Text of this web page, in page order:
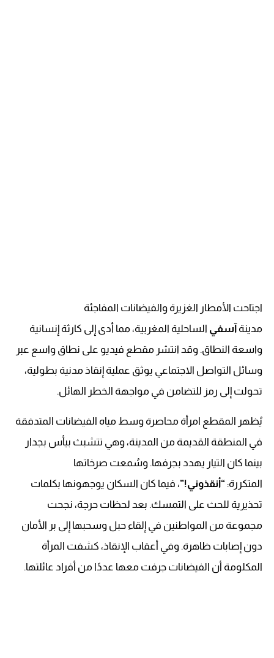
اجتاحت الأمطار الغزيرة والفيضانات المفاجئة
مدينة آسفي الساحلية المغربية، مما أدى إلى كارثة إنسانية
واسعة النطاق. وقد انتشر مقطع فيديو على نطاق واسع عبر
وسائل التواصل الاجتماعي يوثق عملية إنقاذ مدنية بطولية،
تحولت إلى رمز للتضامن في مواجهة الخطر الهائل.
يُظهر المقطع امرأة محاصرة وسط مياه الفيضانات المتدفقة
في المنطقة القديمة من المدينة، وهي تتشبث بيأس بجدار
بينما كان التيار يهدد بجرفها. وسُمعت صرخاتها
المتكررة: “أنقذوني!”، فيما كان السكان يوجهونها بكلمات
تحذيرية للحث على التمسك. بعد لحظات حرجة، نجحت
مجموعة من المواطنين في إلقاء حبل وسحبها إلى بر الأمان
دون إصابات ظاهرة. وفي أعقاب الإنقاذ، كشفت المرأة
المكلومة أن الفيضانات جرفت معها عددًا من أفراد عائلتها.